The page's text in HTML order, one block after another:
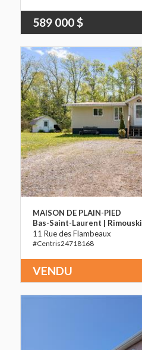
589 000 $
MAISON DE PLAIN-PIED
Bas-Saint-Laurent | Rimouski
11 Rue des Flambeaux
24718168
VENDU